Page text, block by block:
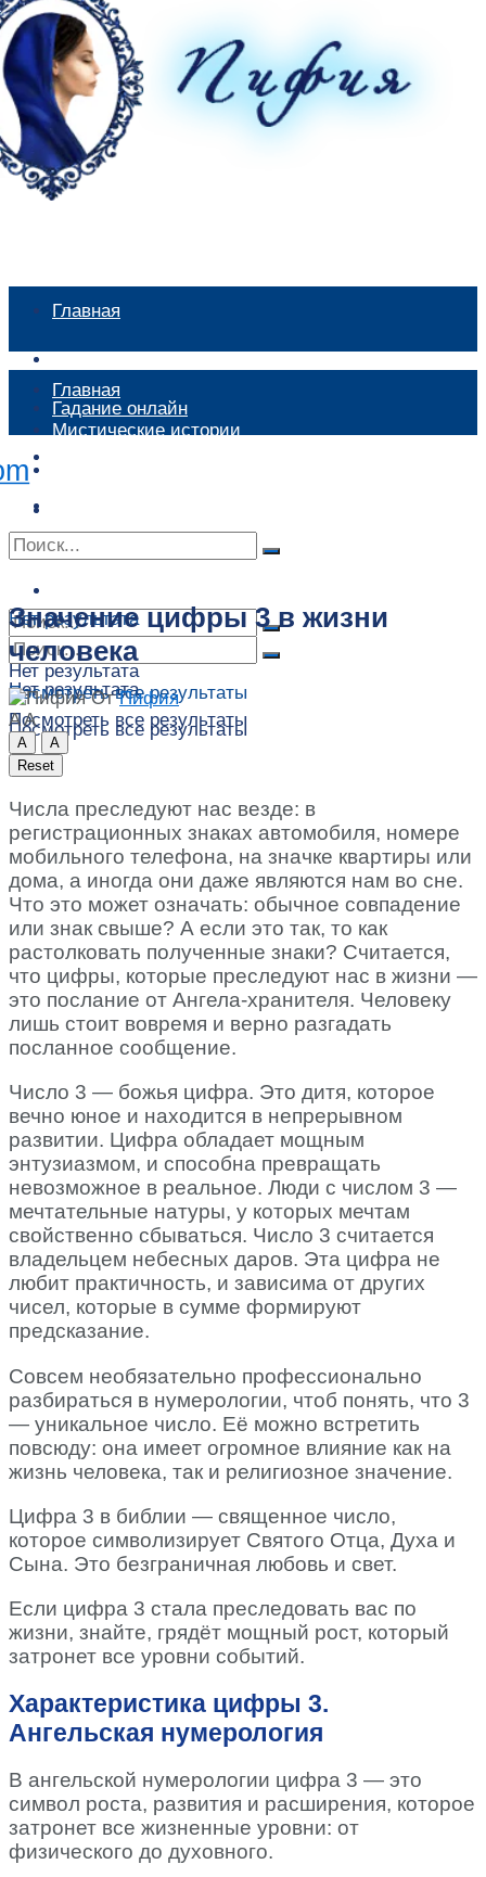
Главная
Гадание онлайн
Контакты
Нет результата
Посмотреть все результаты
Главная
Мистические истории
Сонник
Нет результата
Посмотреть все результаты
Нет результата
Посмотреть все результаты
Значение цифры 3 в жизни
человека
От Пифия
A A
A
A
Reset
Числа преследуют нас везде: в
регистрационных знаках автомобиля, номере
мобильного телефона, на значке квартиры или
дома, а иногда они даже являются нам во сне.
Что это может означать: обычное совпадение
или знак свыше? А если это так, то как
растолковать полученные знаки? Считается,
что цифры, которые преследуют нас в жизни —
это послание от Ангела-хранителя. Человеку
лишь стоит вовремя и верно разгадать
посланное сообщение.
Число 3 — божья цифра. Это дитя, которое
вечно юное и находится в непрерывном
развитии. Цифра обладает мощным
энтузиазмом, и способна превращать
невозможное в реальное. Люди с числом 3 —
мечтательные натуры, у которых мечтам
свойственно сбываться. Число 3 считается
владельцем небесных даров. Эта цифра не
любит практичность, и зависима от других
чисел, которые в сумме формируют
предсказание.
Совсем необязательно профессионально
разбираться в нумерологии, чтоб понять, что 3
— уникальное число. Её можно встретить
повсюду: она имеет огромное влияние как на
жизнь человека, так и религиозное значение.
Цифра 3 в библии — священное число,
которое символизирует Святого Отца, Духа и
Сына. Это безграничная любовь и свет.
Если цифра 3 стала преследовать вас по
жизни, знайте, грядёт мощный рост, который
затронет все уровни событий.
Характеристика цифры 3.
Ангельская нумерология
В ангельской нумерологии цифра 3 — это
символ роста, развития и расширения, которое
затронет все жизненные уровни: от
физического до духовного.